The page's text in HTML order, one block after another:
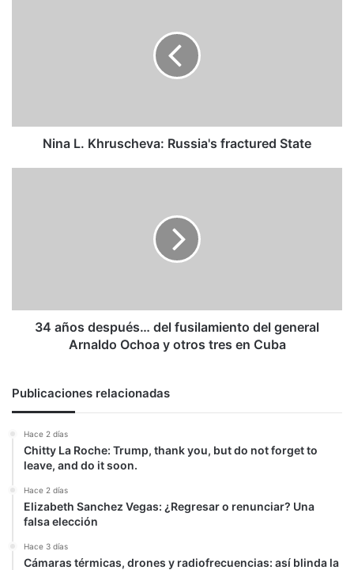
Nina L. Khruscheva: Russia's fractured State
Ochoa
Cuba
34 años después… del fusilamiento del general
Arnaldo Ochoa y otros tres en Cuba
Publicaciones relacionadas
Hace 2 días
Chitty La Roche: Trump, thank you, but do not forget to
leave, and do it soon.
Hace 2 días
Elizabeth Sanchez Vegas: ¿Regresar o renunciar? Una
falsa elección
Hace 3 días
Cámaras térmicas, drones y radiofrecuencias: así blinda la